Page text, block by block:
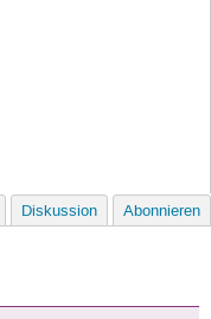
Diskussion Abonnieren